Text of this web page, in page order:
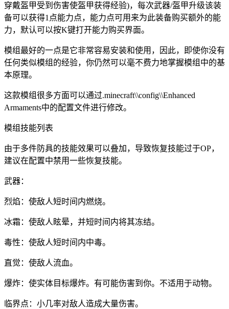
穿戴盔甲受到伤害使盔甲获得经验)，每次武器/盔甲升级该装
备可以获得1点能力点，能力点可用来为此装备购买额外的能
力，默认可以按K键打开能力购买界面。
模组最好的一点是它非常容易安装和使用，因此，即使你没有
任何类似模组的经验，你仍然可以毫不费力地掌握模组中的基
本原理。
这款模组很多方面可以通过.minecraft\\config\\Enhanced
Armaments中的配置文件进行修改。
模组技能列表
由于多件防具的技能效果可以叠加，导致恢复技能过于OP，
建议在配置中禁用一些恢复技能。
武器：
烈焰：使敌人短时间内燃烧。
冰霜：使敌人眩晕，并短时间内将其冻结。
毒性：使敌人短时间内中毒。
直觉：使敌人流血。
爆炸：使实体目标爆炸。有可能伤害到你。不适用于动物。
临界点：小几率对敌人造成大量伤害。